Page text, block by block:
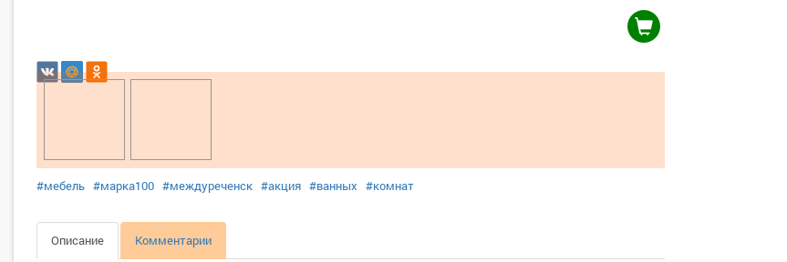
#мебель #марка100 #междуреченск #акция #ванных #комнат
Описание Комментарии